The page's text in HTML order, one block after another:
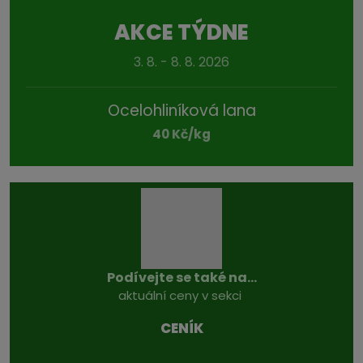
AKCE TÝDNE
3. 8. - 8. 8. 2026
Ocelohliníková lana
40 Kč/kg
Podívejte se také na...
aktuální ceny v sekci
CENÍK